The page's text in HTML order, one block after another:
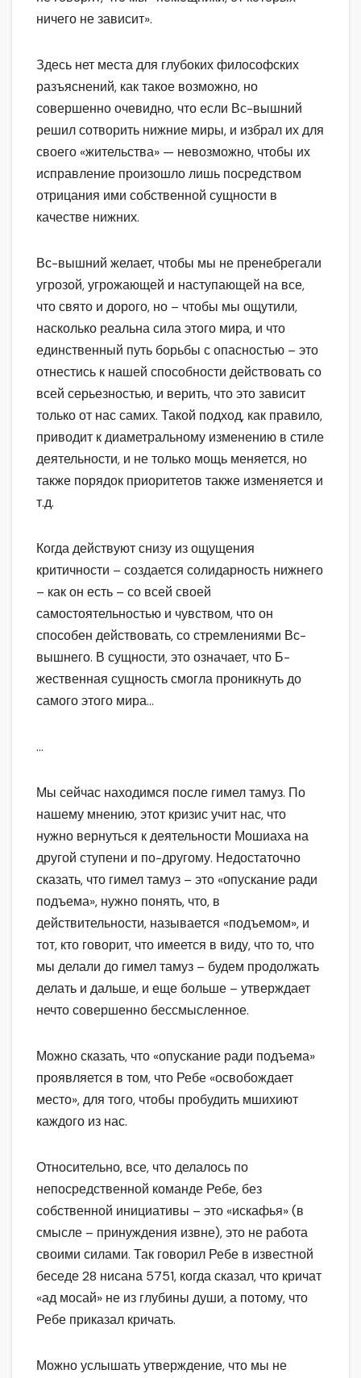
ничего не зависит».
Здесь нет места для глубоких философских
разъяснений, как такое возможно, но
совершенно очевидно, что если Вс-вышний
решил сотворить нижние миры, и избрал их для
своего «жительства» — невозможно, чтобы их
исправление произошло лишь посредством
отрицания ими собственной сущности в
качестве нижних.
Вс-вышний желает, чтобы мы не пренебрегали
угрозой, угрожающей и наступающей на все,
что свято и дорого, но – чтобы мы ощутили,
насколько реальна сила этого мира, и что
единственный путь борьбы с опасностью – это
отнестись к нашей способности действовать со
всей серьезностью, и верить, что это зависит
только от нас самих. Такой подход, как правило,
приводит к диаметральному изменению в стиле
деятельности, и не только мощь меняется, но
также порядок приоритетов также изменяется и
т.д.
Когда действуют снизу из ощущения
критичности – создается солидарность нижнего
– как он есть – со всей своей
самостоятельностью и чувством, что он
способен действовать, со стремлениями Вс-
вышнего. В сущности, это означает, что Б-
жественная сущность смогла проникнуть до
самого этого мира…
…
Мы сейчас находимся после гимел тамуз. По
нашему мнению, этот кризис учит нас, что
нужно вернуться к деятельности Мошиаха на
другой ступени и по-другому. Недостаточно
сказать, что гимел тамуз – это «опускание ради
подъема», нужно понять, что, в
действительности, называется «подъемом», и
тот, кто говорит, что имеется в виду, что то, что
мы делали до гимел тамуз – будем продолжать
делать и дальше, и еще больше – утверждает
нечто совершенно бессмысленное.
Можно сказать, что «опускание ради подъема»
проявляется в том, что Ребе «освобождает
место», для того, чтобы пробудить мшихиют
каждого из нас.
Относительно, все, что делалось по
непосредственной команде Ребе, без
собственной инициативы – это «искафья» (в
смысле – принуждения извне), это не работа
своими силами. Так говорил Ребе в известной
беседе 28 нисана 5751, когда сказал, что кричат
«ад мосай» не из глубины души, а потому, что
Ребе приказал кричать.
Можно услышать утверждение, что мы не